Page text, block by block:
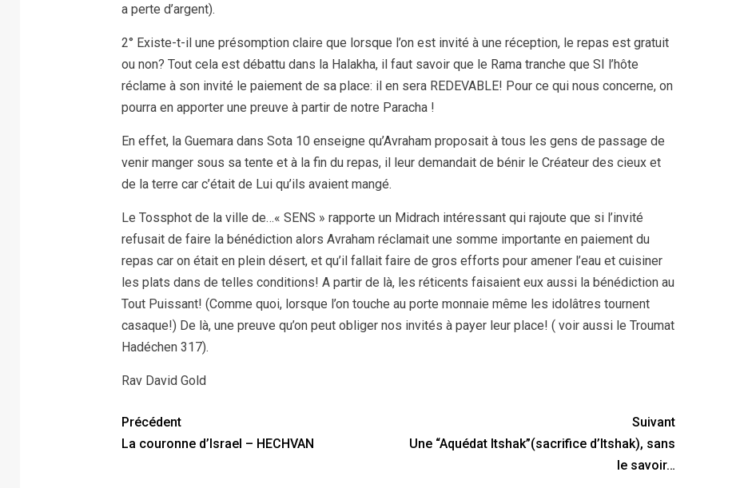
a perte d’argent).
2° Existe-t-il une présomption claire que lorsque l’on est invité à une réception, le repas est gratuit
ou non? Tout cela est débattu dans la Halakha, il faut savoir que le Rama tranche que SI l’hôte
réclame à son invité le paiement de sa place: il en sera REDEVABLE! Pour ce qui nous concerne, on
pourra en apporter une preuve à partir de notre Paracha !
En effet, la Guemara dans Sota 10 enseigne qu’Avraham proposait à tous les gens de passage de
venir manger sous sa tente et à la fin du repas, il leur demandait de bénir le Créateur des cieux et
de la terre car c’était de Lui qu’ils avaient mangé.
Le Tossphot de la ville de…« SENS » rapporte un Midrach intéressant qui rajoute que si l’invité
refusait de faire la bénédiction alors Avraham réclamait une somme importante en paiement du
repas car on était en plein désert, et qu’il fallait faire de gros efforts pour amener l’eau et cuisiner
les plats dans de telles conditions! A partir de là, les réticents faisaient eux aussi la bénédiction au
Tout Puissant! (Comme quoi, lorsque l’on touche au porte monnaie même les idolâtres tournent
casaque!) De là, une preuve qu’on peut obliger nos invités à payer leur place! ( voir aussi le Troumat
Hadéchen 317).
Rav David Gold
Précédent
La couronne d’Israel – HECHVAN
Suivant
Une “Aquédat Itshak”(sacrifice d’Itshak), sans
le savoir…